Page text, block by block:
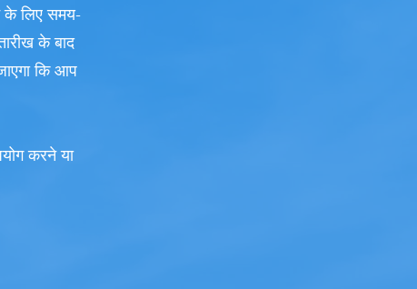
के लिए समय-
के बाद
कि आप
करने या